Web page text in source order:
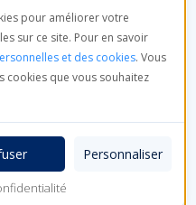
pour améliorer votre
sur ce site. Pour en savoir
et des cookies. Vous
cookies que vous souhaitez
Personnaliser
Orban, 9